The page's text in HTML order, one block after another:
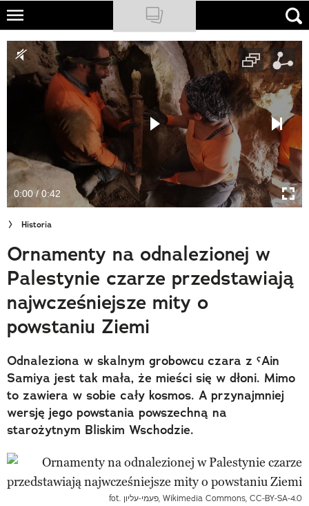
Skip
main
content
NATIONAL GEOGRAPHIC
TRAVELER
PODCASTY
Newsletter
Cuda Polski
Wielki Konkurs Fotograficzny
Trendbook Podróżniczy
Polecane
0:00 / 0:42
Historia
Ornamenty na odnalezionej w
Palestynie czarze przedstawiają
najwcześniejsze mity o
powstaniu Ziemi
Odnaleziona w skalnym grobowcu czara z ˁAin
Samiya jest tak mała, że mieści się w dłoni. Mimo
to zawiera w sobie cały kosmos. A przynajmniej
wersję jego powstania powszechną na
starożytnym Bliskim Wschodzie.
fot. פעמי-עליון, Wikimedia Commons, CC-BY-SA-4.0